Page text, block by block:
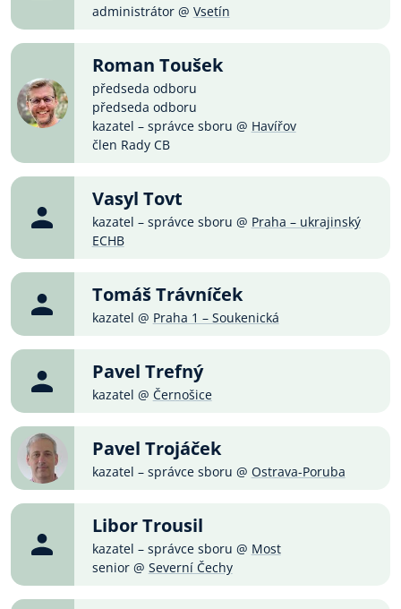
administrátor @ Vsetín
Roman Toušek
předseda odboru
předseda odboru
kazatel – správce sboru @ Havířov
člen Rady CB
Vasyl Tovt
kazatel – správce sboru @ Praha – ukrajinský
ECHB
Tomáš Trávníček
kazatel @ Praha 1 – Soukenická
Pavel Trefný
kazatel @ Černošice
Pavel Trojáček
kazatel – správce sboru @ Ostrava-Poruba
Libor Trousil
kazatel – správce sboru @ Most
senior @ Severní Čechy